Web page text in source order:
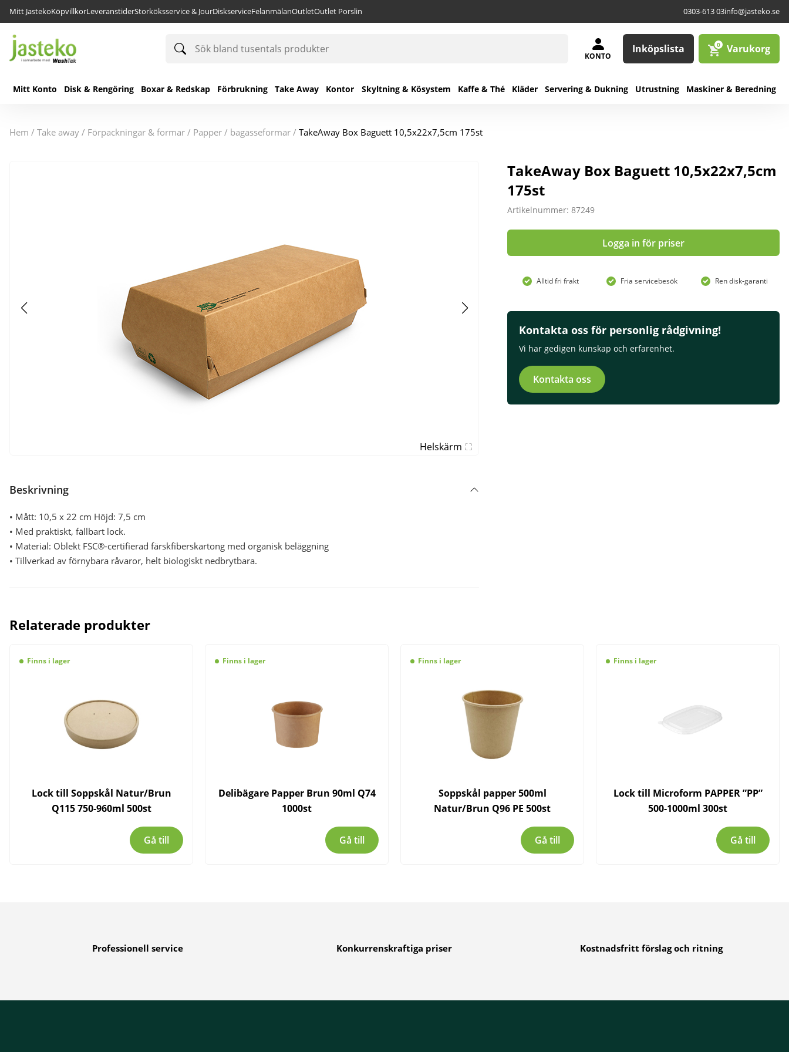
Mitt JastekoKöpvillkorLeveranstiderStorköksservice & JourDiskserviceFelanmälanOutletOutlet Porslin 0303-613 03info@jasteko.se
Sök
bland
produkter
KONTO
Inköpslista 0 Varukorg
Mitt Konto Disk & Rengöring Boxar & Redskap Förbrukning Take Away Kontor Skyltning & Kösystem Kaffe & Thé Kläder Servering & Dukning Utrustning Maskiner & Beredning
hem / take away / förpackningar & formar / papper / bagasseformar / TakeAway Box Baguett 10,5x22x7,5cm 175st
Helskärm
TakeAway Box Baguett 10,5x22x7,5cm
175st
Artikelnummer: 87249
Logga in för priser
Alltid fri frakt Fria servicebesök Ren disk-garanti
Kontakta oss för personlig rådgivning!
Vi har gedigen kunskap och erfarenhet.
Kontakta oss
Beskrivning
• Mått: 10,5 x 22 cm Höjd: 7,5 cm
• Med praktiskt, fällbart lock.
• Material: Oblekt FSC®-certifierad färskfiberskartong med organisk beläggning
• Tillverkad av förnybara råvaror, helt biologiskt nedbrytbara.
Relaterade produkter
Finns i lager
Lock till Soppskål Natur/Brun
Q115 750-960ml 500st
Gå till
Finns i lager
Delibägare Papper Brun 90ml Q74
1000st
Gå till
Finns i lager
Soppskål papper 500ml
Natur/Brun Q96 PE 500st
Gå till
Finns i lager
Lock till Microform PAPPER ”PP”
500-1000ml 300st
Gå till
Professionell service Konkurrenskraftiga priser Kostnadsfritt förslag och ritning